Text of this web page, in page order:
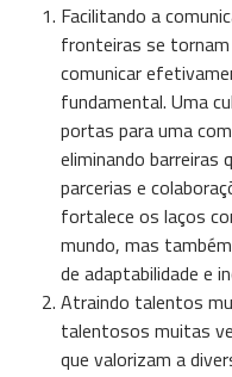
Facilitando a
fronteiras se tornam
comunicar
fundamental. Uma
portas para uma
eliminando barreiras
parcerias e
fortalece os laços
mundo, mas
de adaptabilidade e
Atraindo talentos
talentosos muitas
que valorizam a